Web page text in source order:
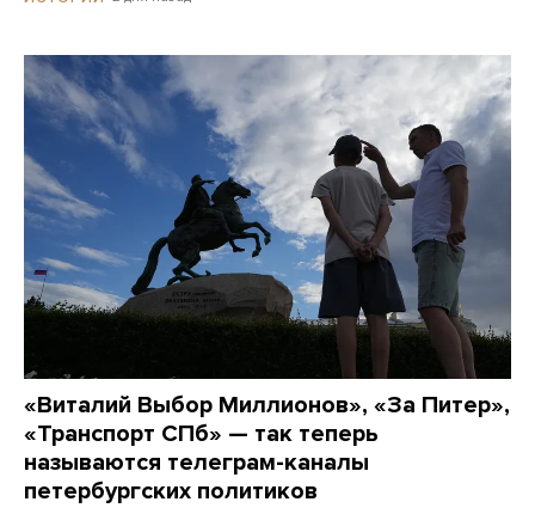
«Виталий Выбор Миллионов», «За Питер»,
«Транспорт СПб» — так теперь
называются телеграм-каналы
петербургских политиков